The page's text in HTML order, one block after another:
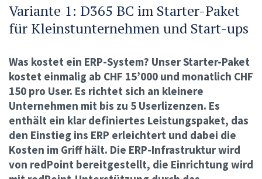
Variante 1: D365 BC im Starter-Paket
für Kleinstunternehmen und Start-ups
Was kostet ein ERP-System? Unser Starter-Paket
kostet einmalig ab CHF 15’000 und monatlich CHF
150 pro User. Es richtet sich an kleinere
Unternehmen mit bis zu 5 Userlizenzen. Es
enthält ein klar definiertes Leistungspaket, das
den Einstieg ins ERP erleichtert und dabei die
Kosten im Griff hält. Die ERP-Infrastruktur wird
von redPoint bereitgestellt, die Einrichtung wird